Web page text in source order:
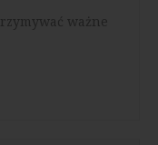
ważne